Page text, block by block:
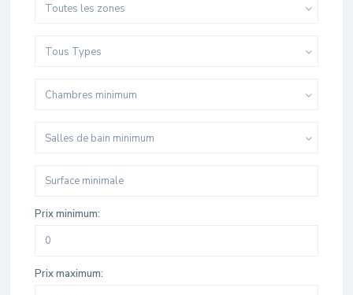
Toutes les zones
Tous Types
Chambres minimum
Salles de bain minimum
Prix minimum:
Prix maximum: